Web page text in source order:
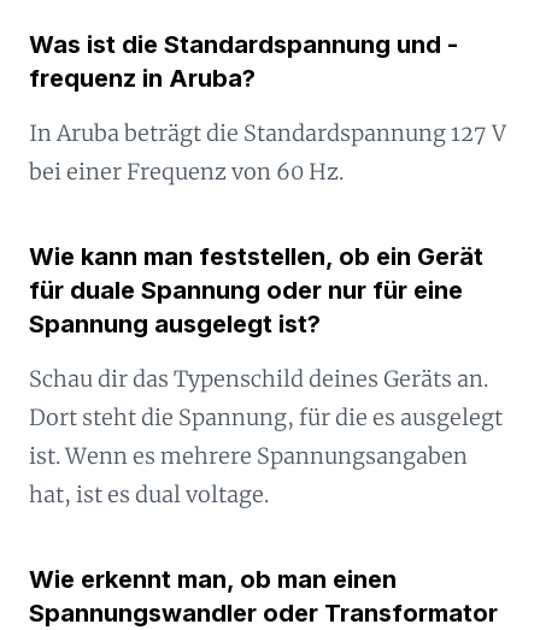
Was ist die Standardspannung und -
frequenz in Aruba?
In Aruba beträgt die Standardspannung 127 V
bei einer Frequenz von 60 Hz.
Wie kann man feststellen, ob ein Gerät
für duale Spannung oder nur für eine
Spannung ausgelegt ist?
Schau dir das Typenschild deines Geräts an.
Dort steht die Spannung, für die es ausgelegt
ist. Wenn es mehrere Spannungsangaben
hat, ist es dual voltage.
Wie erkennt man, ob man einen
Spannungswandler oder Transformator